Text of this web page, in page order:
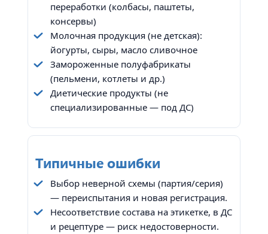
переработки (колбасы, паштеты,
консервы)
Молочная продукция (не детская):
йогурты, сыры, масло сливочное
Замороженные полуфабрикаты
(пельмени, котлеты и др.)
Диетические продукты (не
специализированные — под ДС)
Типичные ошибки
Выбор неверной схемы (партия/серия)
— переиспытания и новая регистрация.
Несоответствие состава на этикетке, в ДС
и рецептуре — риск недостоверности.